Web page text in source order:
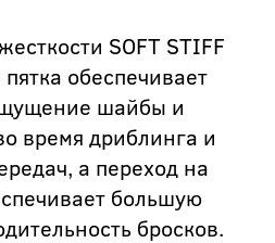
SOFT STIFF
пятка обеспечивает
шайбы и
время дриблинга и
а переход на
большую
бросков.